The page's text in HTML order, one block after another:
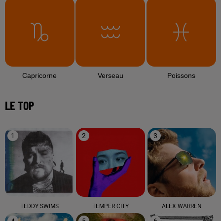
Capricorne Verseau Poissons
LE TOP
1
TEDDY SWIMS
2
TEMPER CITY
3
ALEX WARREN